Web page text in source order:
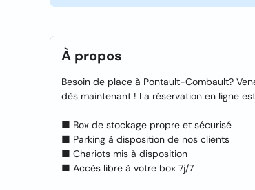
À propos
Besoin de place à Pontault-Combault?
dès maintenant ! La réservation en ligne
■ Box de stockage propre et sécurisé
■ Parking à disposition de nos clients
■ Chariots mis à disposition
■ Accès libre à votre box 7j/7